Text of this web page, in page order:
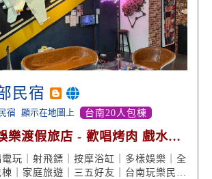
民宿
宿 顯示在地圖上 台南20人包棟
樂渡假旅店 - 歡唱烤肉 戲水麻
玩｜射飛鏢｜按摩浴缸｜多樣娛樂｜全
｜家庭旅遊｜三五好友｜台南玩樂民宿